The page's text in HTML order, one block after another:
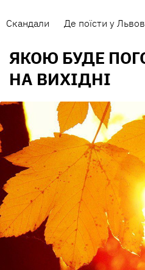
Скандали Де поїсти у
ЯКОЮ БУДЕ
НА ВИХІДНІ